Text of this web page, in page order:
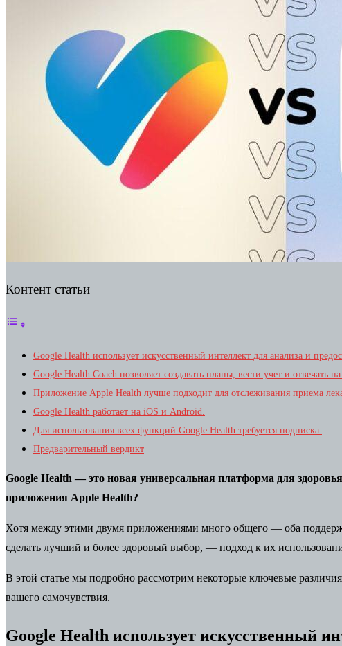
Контент статьи
Google Health использует искусственный интеллект для анализа и
Google Health Coach позволяет создавать планы, вести учет и отвечать на
Приложение Apple Health лучше подходит для отслеживания приема
Google Health работает на iOS и Android.
Для использования всех функций Google Health требуется подписка.
Предварительный вердикт
Google Health — это новая универсальная платформа для
приложения Apple Health?
Хотя между этими двумя приложениями много общего — оба
сделать лучший и более здоровый выбор, — подход к их
В этой статье мы подробно рассмотрим некоторые ключевые
вашего самочувствия.
Google Health использует искусственный